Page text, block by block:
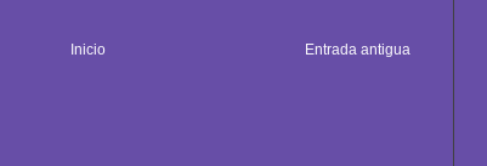
Entrada antigua
Inicio